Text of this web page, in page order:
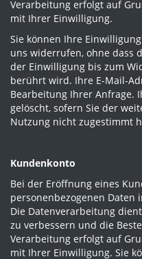
Verarbeitung erfolgt auf
mit Ihrer Einwilligung.
Sie können Ihre
uns widerrufen, ohne dass
der Einwilligung bis zum
berührt wird. Ihre E-Mail-
Bearbeitung Ihrer Anfrage.
gelöscht, sofern Sie der
Nutzung nicht zugestimmt
Kundenkonto
Bei der Eröffnung eines
personenbezogenen Daten
Die Datenverarbeitung
zu verbessern und die
Verarbeitung erfolgt auf
mit Ihrer Einwilligung. Sie